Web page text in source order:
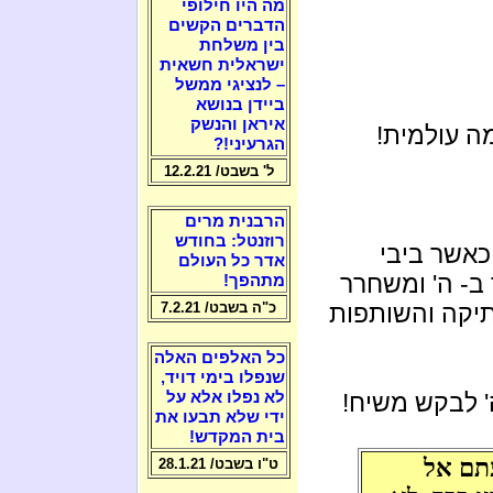
עולמית!
ביבי
ב- ה' ומשחרר
והשותפות
לבקש משיח!
אל
מה היו חילופי
הדברים הקשים
בין משלחת
ישראלית חשאית
– לנציגי ממשל
ביידן בנושא
איראן והנשק
הגרעיני!?
ל' בשבט/ 12.2.21
הרבנית מרים
רוזנטל: בחודש
אדר כל העולם
מתהפך!
כ"ה בשבט/ 7.2.21
כל האלפים האלה
שנפלו בימי דויד,
לא נפלו אלא על
ידי שלא תבעו את
בית המקדש!
ט"ו בשבט/ 28.1.21